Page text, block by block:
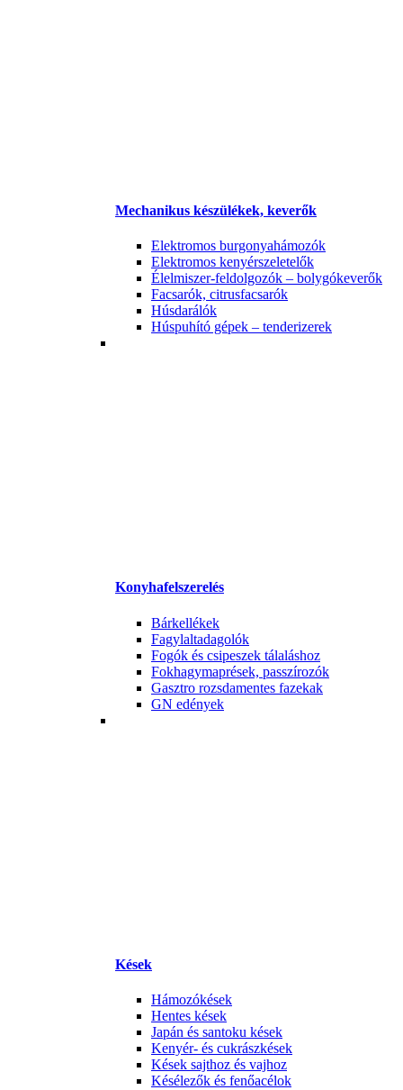
Mechanikus készülékek, keverők
Elektromos burgonyahámozók
Elektromos kenyérszeletelők
Élelmiszer-feldolgozók – bolygókeverők
Facsarók, citrusfacsarók
Húsdarálók
Húspuhító gépek – tenderizerek
Konyhafelszerelés
Bárkellékek
Fagylaltadagolók
Fogók és csipeszek tálaláshoz
Fokhagymaprések, passzírozók
Gasztro rozsdamentes fazekak
GN edények
Kések
Hámozókések
Hentes kések
Japán és santoku kések
Kenyér- és cukrászkések
Kések sajthoz és vajhoz
Késélezők és fenőacélok